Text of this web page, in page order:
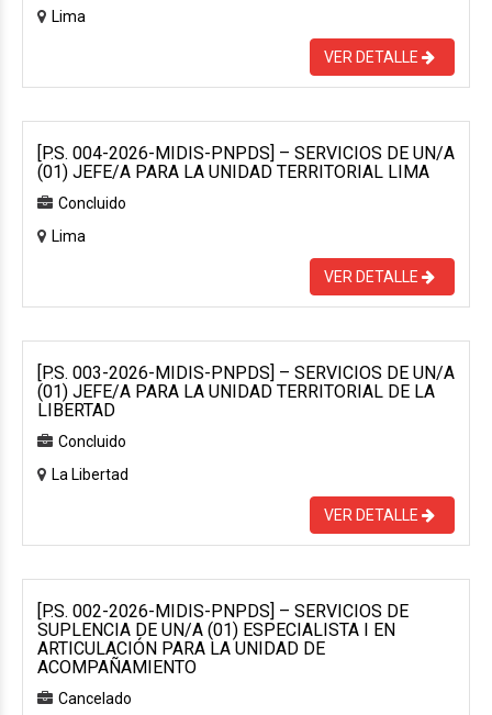
Lima
VER DETALLE
[P.S. 004-2026-MIDIS-PNPDS] – SERVICIOS DE UN/A
(01) JEFE/A PARA LA UNIDAD TERRITORIAL LIMA
Concluido
Lima
VER DETALLE
[P.S. 003-2026-MIDIS-PNPDS] – SERVICIOS DE UN/A
(01) JEFE/A PARA LA UNIDAD TERRITORIAL DE LA
LIBERTAD
Concluido
La Libertad
VER DETALLE
[P.S. 002-2026-MIDIS-PNPDS] – SERVICIOS DE
SUPLENCIA DE UN/A (01) ESPECIALISTA I EN
ARTICULACIÓN PARA LA UNIDAD DE
ACOMPAÑAMIENTO
Cancelado